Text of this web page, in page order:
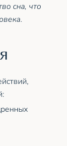
сна, что
.